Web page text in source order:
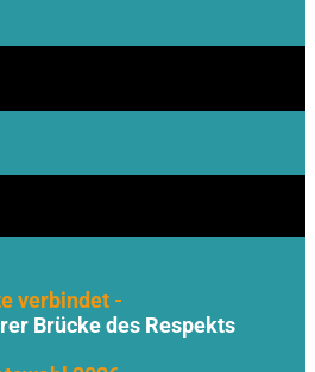
verbindet -
Brücke des Respekts